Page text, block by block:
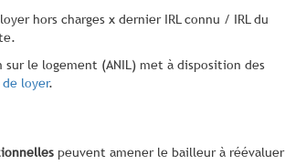
hors charges x dernier IRL connu / IRL du
sur le logement (ANIL) met à disposition des
loyer.
peuvent amener le bailleur à réévaluer